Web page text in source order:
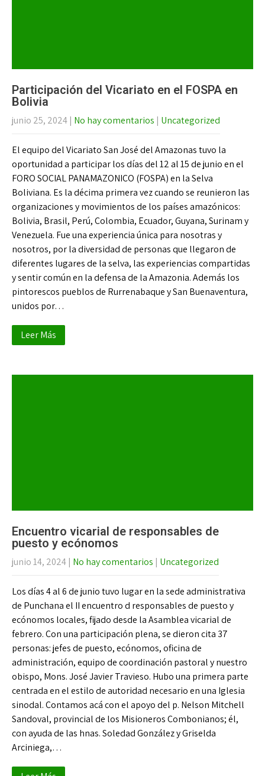
Participación del Vicariato en el FOSPA en
Bolivia
junio 25, 2024 | No hay comentarios | Uncategorized
El equipo del Vicariato San José del Amazonas tuvo la
oportunidad a participar los días del 12 al 15 de junio en el
FORO SOCIAL PANAMAZONICO (FOSPA) en la Selva
Boliviana. Es la décima primera vez cuando se reunieron las
organizaciones y movimientos de los países amazónicos:
Bolivia, Brasil, Perú, Colombia, Ecuador, Guyana, Surinam y
Venezuela. Fue una experiencia única para nosotras y
nosotros, por la diversidad de personas que llegaron de
diferentes lugares de la selva, las experiencias compartidas
y sentir común en la defensa de la Amazonia. Además los
pintorescos pueblos de Rurrenabaque y San Buenaventura,
unidos por…
Leer Más
Encuentro vicarial de responsables de
puesto y ecónomos
junio 14, 2024 | No hay comentarios | Uncategorized
Los días 4 al 6 de junio tuvo lugar en la sede administrativa
de Punchana el II encuentro d responsables de puesto y
ecónomos locales, fijado desde la Asamblea vicarial de
febrero. Con una participación plena, se dieron cita 37
personas: jefes de puesto, ecónomos, oficina de
administración, equipo de coordinación pastoral y nuestro
obispo, Mons. José Javier Travieso. Hubo una primera parte
centrada en el estilo de autoridad necesario en una Iglesia
sinodal. Contamos acá con el apoyo del p. Nelson Mitchell
Sandoval, provincial de los Misioneros Combonianos; él,
con ayuda de las hnas. Soledad González y Griselda
Arciniega,…